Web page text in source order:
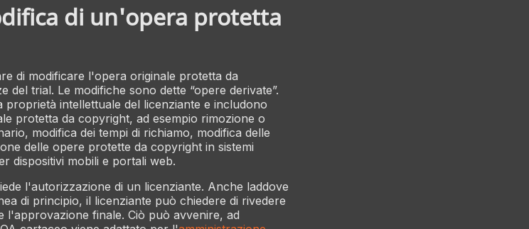
di un'opera protetta
di modificare l'opera originale protetta da
del trial. Le modifiche sono dette “opere derivate”.
intellettuale del licenziante e includono
protetta da copyright, ad esempio rimozione o
modifica dei tempi di richiamo, modifica delle
delle opere protette da copyright in sistemi
dispositivi mobili e portali web.
l'autorizzazione di un licenziante. Anche laddove
di principio, il licenziante può chiedere di rivedere
l'approvazione finale. Ciò può avvenire, ad